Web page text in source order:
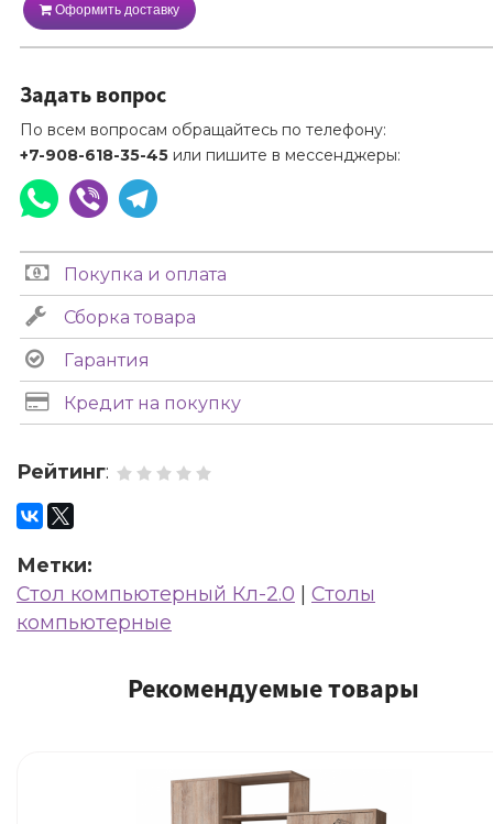
Оформить доставку
Задать вопрос
По всем вопросам обращайтесь по телефону:
+7-908-618-35-45 или пишите в мессенджеры:
Покупка и оплата
Сборка товара
Гарантия
Кредит на покупку
Рейтинг:
Метки:
Стол компьютерный Кл-2.0 | Столы
компьютерные
Рекомендуемые товары